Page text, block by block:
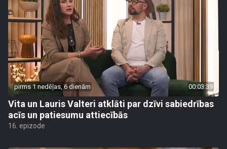
pirms 1 nedēļas, 6 dienām 00:03:39
Vita un Lauris Valteri atklāti par dzīvi sabiedrības
acīs un patiesumu attiecībās
16. epizode